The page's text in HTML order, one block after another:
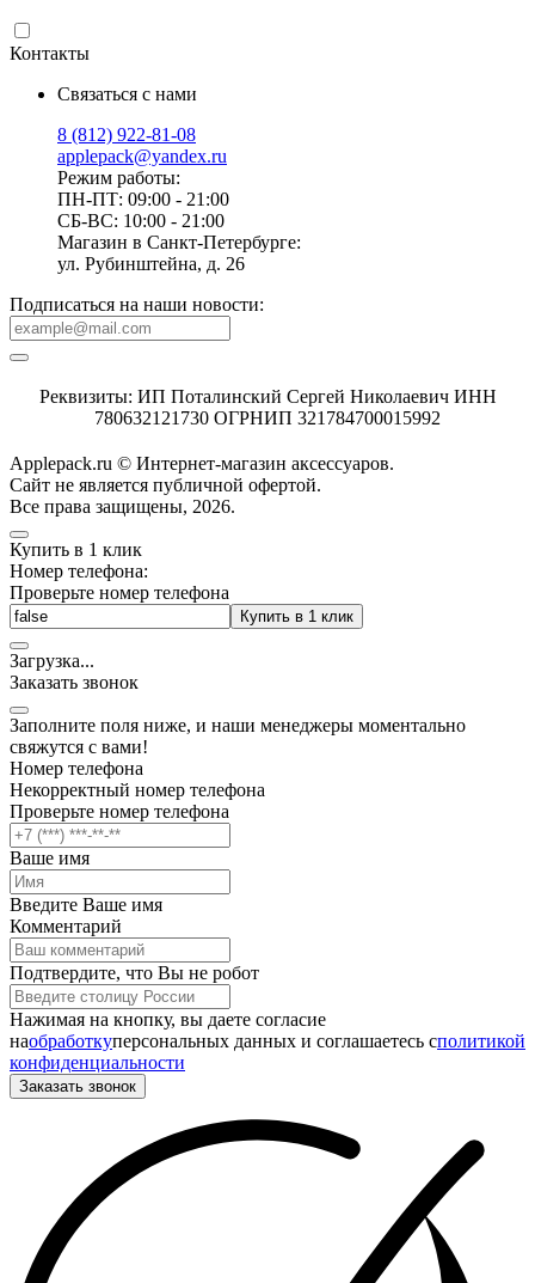
Контакты
Связаться с нами
8 (812) 922-81-08
applepack@yandex.ru
Режим работы:
ПН-ПТ: 09:00 - 21:00
СБ-ВС: 10:00 - 21:00
Магазин в Санкт-Петербурге:
ул. Рубинштейна, д. 26
Подписаться на наши новости:
Реквизиты: ИП Поталинский Сергей Николаевич ИНН
780632121730 ОГРНИП 321784700015992
Applepack.ru © Интернет-магазин аксессуаров.
Cайт не является публичной офертой.
Все права защищены, 2026.
Купить в 1 клик
Номер телефона:
Проверьте номер телефона
Купить в 1 клик
Загрузка...
Заказать звонок
Заполните поля ниже, и наши менеджеры моментально
свяжутся с вами!
Номер телефона
Некорректный номер телефона
Проверьте номер телефона
Ваше имя
Введите Ваше имя
Комментарий
Подтвердите, что Вы не робот
Нажимая на кнопку, вы даете согласие
наобработкуперсональных данных и соглашаетесь cполитикой
конфиденциальности
Заказать звонок